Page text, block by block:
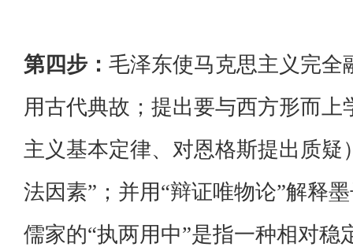
第四步： 毛泽东使马克思主义完全
用古代典故；提出要与西方形而
主义基本定律、对恩格斯提出质疑
法因素”；并用“辩证唯物论”解释
儒家的“执两用中”是指一种相对稳